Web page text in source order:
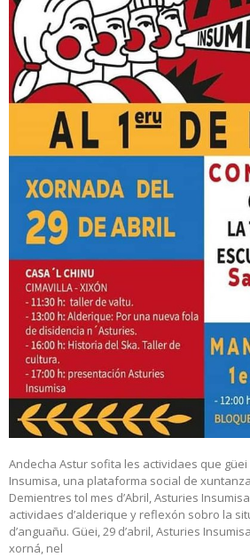
Andecha Astur sofita les actividaes que
Insumisa, una plataforma social de
Demientres tol mes d’Abril, Asturies
actividaes d’alderique y reflexón sobro la
d’anguañu. Güei, 29 d’abril, Asturies
xorná, nel